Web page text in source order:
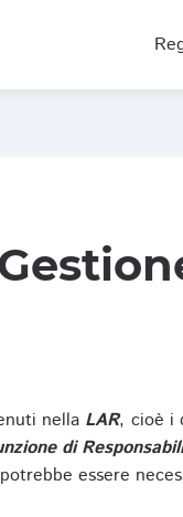
nella LAR, cioè i
di
essere